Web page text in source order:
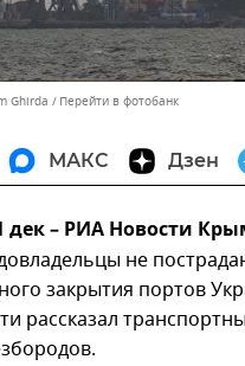
Ghirda Перейти в фотобанк
МАКС Дзен
– РИА Новости
не
закрытия портов
рассказал